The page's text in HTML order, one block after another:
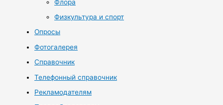
Флора
Физкультура и спорт
Опросы
Фотогалерея
Справочник
Телефонный справочник
Рекламодателям